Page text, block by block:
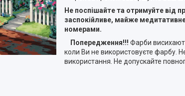
Не поспішайте та отримуйте від
заспокійливе, майже
номерами.
Попередження!!! Фарби
коли Ви не використовуєте фарбу.
використання. Не допускайте